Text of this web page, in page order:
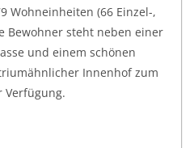
Wohneinheiten (66 Einzel-,
Bewohner steht neben einer
und einem schönen
Innenhof zum
Verfügung.